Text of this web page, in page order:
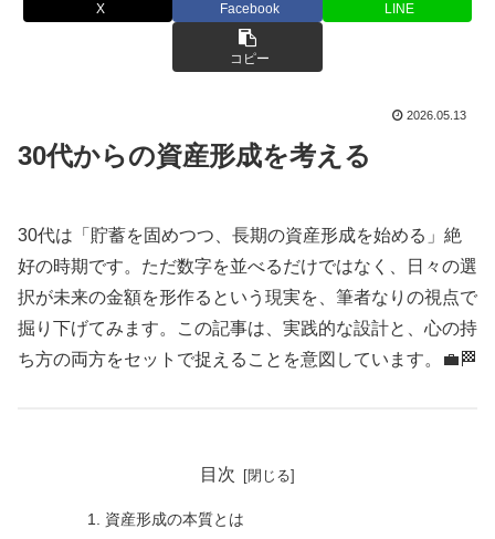
X Facebook LINE
コピー
2026.05.13
30代からの資産形成を考える
30代は「貯蓄を固めつつ、長期の資産形成を始める」絶
好の時期です。ただ数字を並べるだけではなく、日々の選
択が未来の金額を形作るという現実を、筆者なりの視点で
掘り下げてみます。この記事は、実践的な設計と、心の持
ち方の両方をセットで捉えることを意図しています。💼🏁
目次
資産形成の本質とは